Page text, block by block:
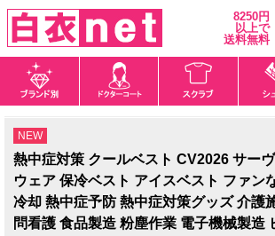
8250円
以上で
送料無料
NEW
熱中症対策 クールベスト CV2026 サー
ウェア 保冷ベスト アイスベスト ファン
冷却 熱中症予防 熱中症対策グッズ 介護
問看護 食品製造 粉塵作業 電子機械製造